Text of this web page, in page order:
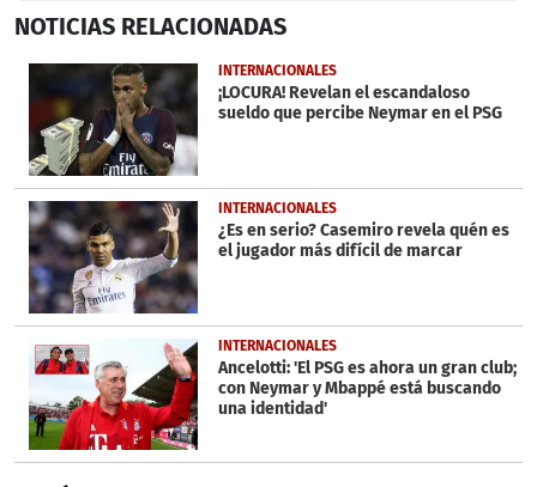
seconds
1
30
seconds
NOTICIAS RELACIONADAS
INTERNACIONALES
¡LOCURA! Revelan el escandaloso
sueldo que percibe Neymar en el PSG
INTERNACIONALES
¿Es en serio? Casemiro revela quén es
el jugador más difícil de marcar
INTERNACIONALES
Ancelotti: 'El PSG es ahora un gran club;
con Neymar y Mbappé está buscando
una identidad'